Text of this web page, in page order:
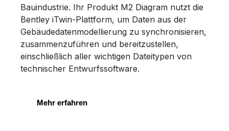
Bauindustrie. Ihr Produkt M2 Diagram nutzt die
Bentley iTwin-Plattform, um Daten aus der
Gebäudedatenmodellierung zu synchronisieren,
zusammenzuführen und bereitzustellen,
einschließlich aller wichtigen Dateitypen von
technischer Entwurfssoftware.
Mehr erfahren